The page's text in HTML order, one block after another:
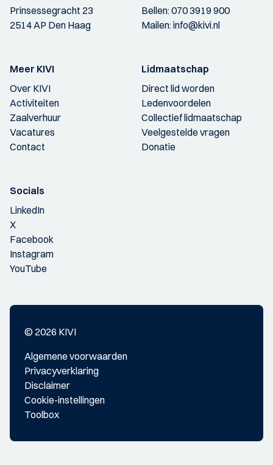
Prinsessegracht 23
2514 AP Den Haag
Bellen:070 3919 900
Mailen:info@kivi.nl
Meer KIVI
Over KIVI
Activiteiten
Zaalverhuur
Vacatures
Contact
Lidmaatschap
Direct lid worden
Ledenvoordelen
Collectief lidmaatschap
Veelgestelde vragen
Donatie
Socials
LinkedIn
X
Facebook
Instagram
YouTube
© 2026 KIVI
Algemene voorwaarden
Privacyverklaring
Disclaimer
Cookie-instellingen
Toolbox